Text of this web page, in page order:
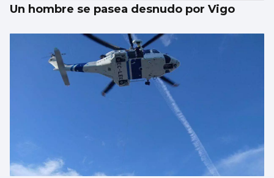
Un hombre se pasea desnudo por Vigo